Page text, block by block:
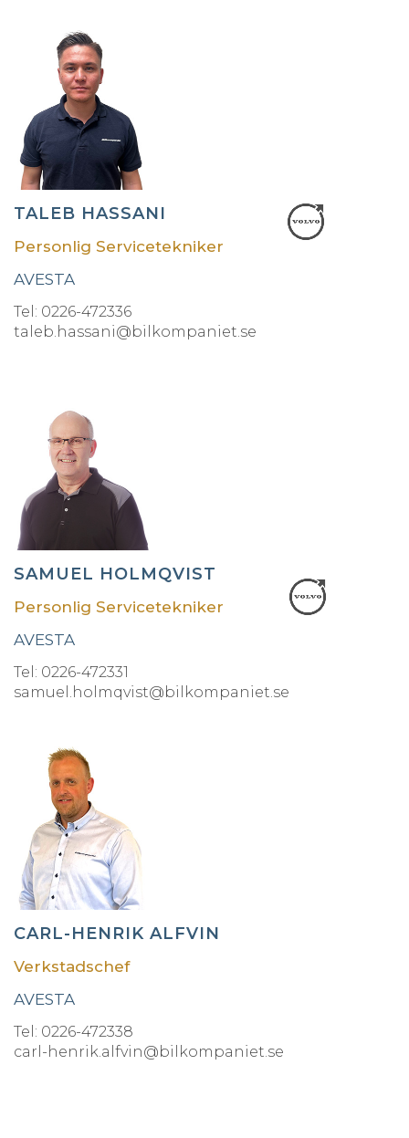
TALEB HASSANI
Personlig Servicetekniker
AVESTA
Tel: 0226-472336
taleb.hassani@bilkompaniet.se
SAMUEL HOLMQVIST
Personlig Servicetekniker
AVESTA
Tel: 0226-472331
samuel.holmqvist@bilkompaniet.se
CARL-HENRIK ALFVIN
Verkstadschef
AVESTA
Tel: 0226-472338
carl-henrik.alfvin@bilkompaniet.se